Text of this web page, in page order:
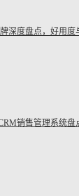
深度盘点，好用
销售管理系统